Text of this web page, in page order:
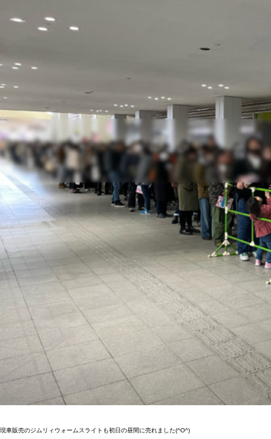
現車販売のジムリィウォームスライトも初日の昼間に売れました(^O^)